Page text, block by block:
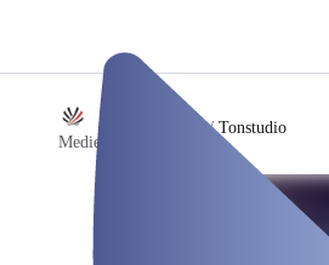
MedienCampus Keck
/Tonstudio